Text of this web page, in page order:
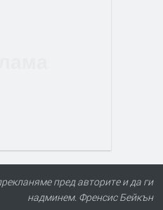
пред авторите и да ги
надминем. Френсис Бейкън